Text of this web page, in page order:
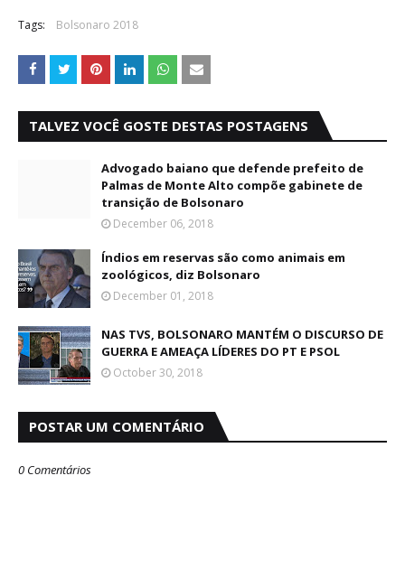
Tags: Bolsonaro 2018
TALVEZ VOCÊ GOSTE DESTAS POSTAGENS
Advogado baiano que defende prefeito de
Palmas de Monte Alto compõe gabinete de
transição de Bolsonaro
December 06, 2018
Índios em reservas são como animais em
zoológicos, diz Bolsonaro
December 01, 2018
NAS TVS, BOLSONARO MANTÉM O DISCURSO DE
GUERRA E AMEAÇA LÍDERES DO PT E PSOL
October 30, 2018
POSTAR UM COMENTÁRIO
0 Comentários